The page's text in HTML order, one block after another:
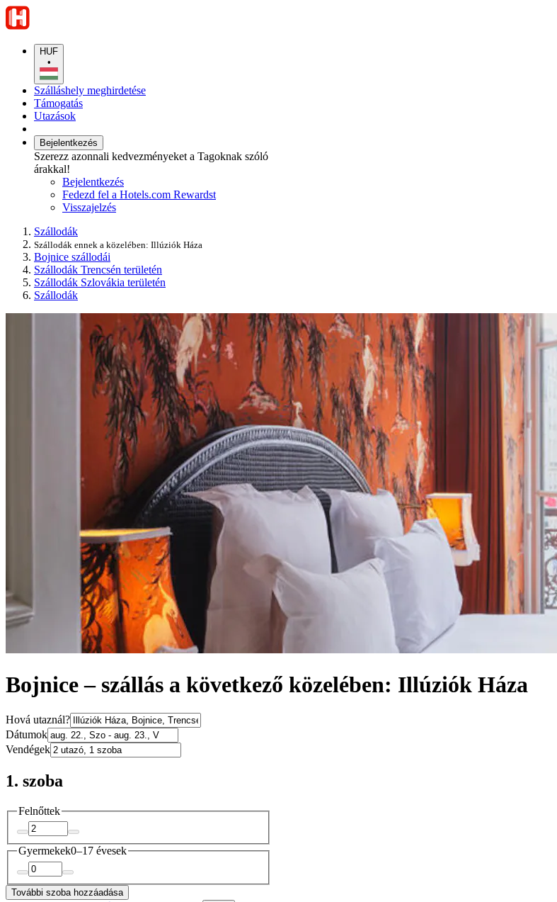
HUF
•
Szálláshely meghirdetése
Támogatás
Utazások
Bejelentkezés
Szerezz azonnali kedvezményeket a Tagoknak szóló
árakkal!
Bejelentkezés
Fedezd fel a Hotels.com Rewardst
Visszajelzés
Szállodák
Szállodák ennek a közelében: Illúziók Háza
Bojnice szállodái
Szállodák Trencsén területén
Szállodák Szlovákia területén
Szállodák
Bojnice – szállás a következő közelében: Illúziók Háza
Hová utaznál?
Dátumok
Vendégek
1. szoba
Felnőttek
Gyermekek0–17 évesek
További szoba hozzáadása